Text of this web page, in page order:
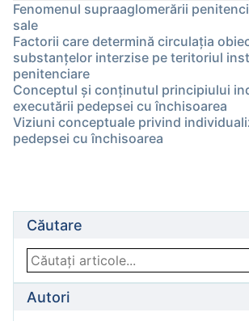
Fenomenul supraaglomerării
sale
Factorii care determină circulaţia
substanţelor interzise pe teritoriul
penitenciare
Conceptul și conţinutul principiului
executării pedepsei cu închisoarea
Viziuni conceptuale privind
pedepsei cu închisoarea
Căutare
Autori